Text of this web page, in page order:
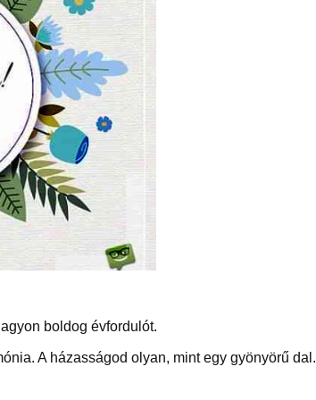
boldog évfordulót.
A házasságod olyan, mint egy gyönyörű dal.